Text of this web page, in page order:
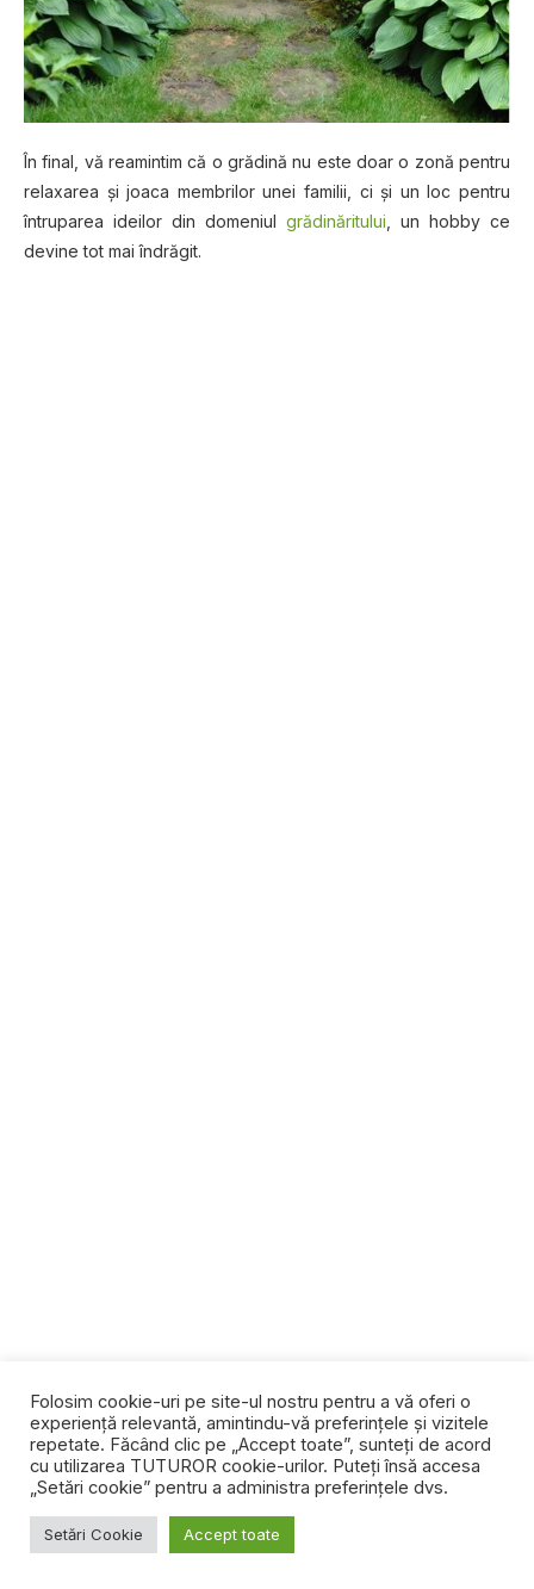
În final, vă reamintim că o grădină nu este doar o zonă pentru
relaxarea şi joaca membrilor unei familii, ci şi un loc pentru
întruparea ideilor din domeniul grădinăritului , un hobby ce
devine tot mai îndrăgit.
Folosim cookie-uri pe site-ul nostru pentru a vă oferi o
experiență relevantă, amintindu-vă preferințele și vizitele
repetate. Făcând clic pe „Accept toate”, sunteți de acord
cu utilizarea TUTUROR cookie-urilor. Puteți însă accesa
„Setări cookie” pentru a administra preferințele dvs.
Setări Cookie Accept toate